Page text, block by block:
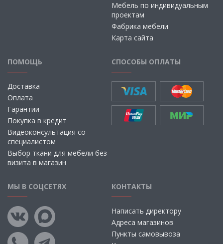
Мебель по индивидуальным
проектам
Фабрика мебели
Карта сайта
ПОМОЩЬ
Доставка
Оплата
Гарантии
Покупка в кредит
Видеоконсультация со
специалистом
Выбор ткани для мебели без
визита в магазин
СПОСОБЫ ОПЛАТЫ
МЫ В СОЦСЕТЯХ КОНТАКТЫ
Написать директору
Адреса магазинов
Пункты самовывоза